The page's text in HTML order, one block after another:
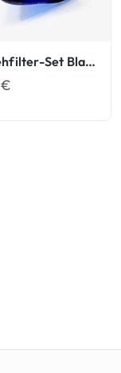
Eindrehfilter-Set Blau Glasfilter Eindreh-Filter
€